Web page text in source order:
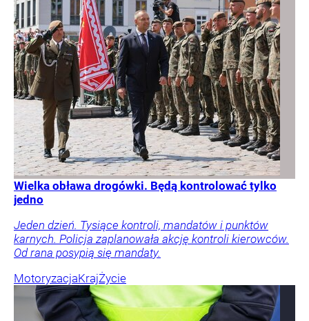
Wielka obława drogówki. Będą kontrolować tylko
jedno
Jeden dzień. Tysiące kontroli, mandatów i punktów
karnych. Policja zaplanowała akcję kontroli kierowców.
Od rana posypią się mandaty.
MotoryzacjaKrajŻycie